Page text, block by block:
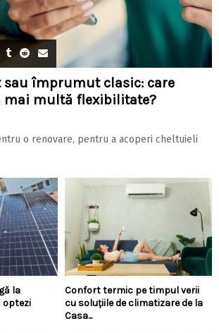
sau împrumut clasic: care
mai multă flexibilitate?
o renovare, pentru a acoperi cheltuieli
la
optezi
Confort termic pe timpul verii
cu soluțiile de climatizare de la
Casa...